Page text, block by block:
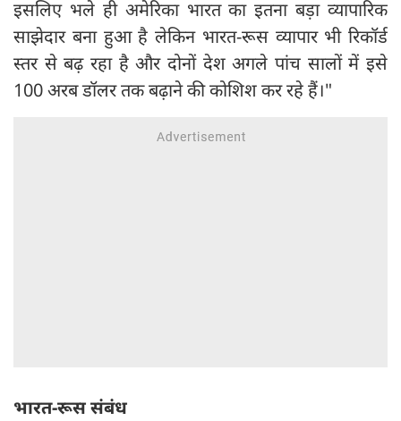
इसलिए भले ही अमेरिका भारत का इतना बड़ा व्यापारिक
साझेदार बना हुआ है लेकिन भारत-रूस व्यापार भी रिकॉर्ड
स्तर से बढ़ रहा है और दोनों देश अगले पांच सालों में इसे
100 अरब डॉलर तक बढ़ाने की कोशिश कर रहे हैं।"
भारत-रूस संबंध